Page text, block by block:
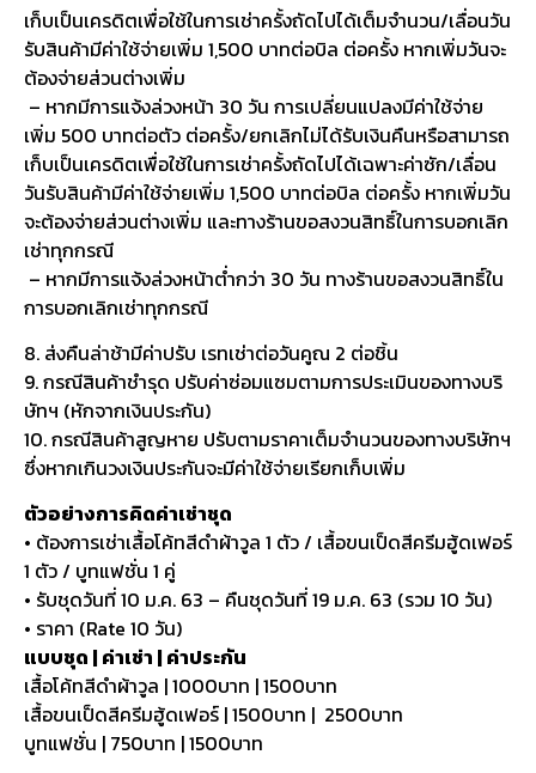
เก็บเป็นเครดิตเพื่อใช้ในการเช่าครั้งถัดไปได้เต็มจำนวน/เลื่อนวัน
รับสินค้ามีค่าใช้จ่ายเพิ่ม 1,500 บาทต่อบิล ต่อครั้ง หากเพิ่มวันจะ
ต้องจ่ายส่วนต่างเพิ่ม
– หากมีการแจ้งล่วงหน้า 30 วัน การเปลี่ยนแปลงมีค่าใช้จ่าย
เพิ่ม 500 บาทต่อตัว ต่อครั้ง/ยกเลิกไม่ได้รับเงินคืนหรือสามารถ
เก็บเป็นเครดิตเพื่อใช้ในการเช่าครั้งถัดไปได้เฉพาะค่าซัก/เลื่อน
วันรับสินค้ามีค่าใช้จ่ายเพิ่ม 1,500 บาทต่อบิล ต่อครั้ง หากเพิ่มวัน
จะต้องจ่ายส่วนต่างเพิ่ม และทางร้านขอสงวนสิทธิ์ในการบอกเลิก
เช่าทุกกรณี
– หากมีการแจ้งล่วงหน้าต่ำกว่า 30 วัน ทางร้านขอสงวนสิทธิ์ใน
การบอกเลิกเช่าทุกกรณี
8. ส่งคืนล่าช้ามีค่าปรับ เรทเช่าต่อวันคูณ 2 ต่อชิ้น
9. กรณีสินค้าชำรุด ปรับค่าซ่อมแซมตามการประเมินของทางบริ
ษัทฯ (หักจากเงินประกัน)
10. กรณีสินค้าสูญหาย ปรับตามราคาเต็มจำนวนของทางบริษัทฯ
ซึ่งหากเกินวงเงินประกันจะมีค่าใช้จ่ายเรียกเก็บเพิ่ม
ตัวอย่างการคิดค่าเช่าชุด
• ต้องการเช่าเสื้อโค้ทสีดำผ้าวูล 1 ตัว / เสื้อขนเป็ดสีครีมฮู้ดเฟอร์
1 ตัว / บูทแฟชั่น 1 คู่
• รับชุดวันที่ 10 ม.ค. 63 – คืนชุดวันที่ 19 ม.ค. 63 (รวม 10 วัน)
• ราคา (Rate 10 วัน)
แบบชุด | ค่าเช่า | ค่าประกัน
เสื้อโค้ทสีดำผ้าวูล | 1000บาท | 1500บาท
เสื้อขนเป็ดสีครีมฮู้ดเฟอร์ | 1500บาท | 2500บาท
บูทแฟชั่น | 750บาท | 1500บาท